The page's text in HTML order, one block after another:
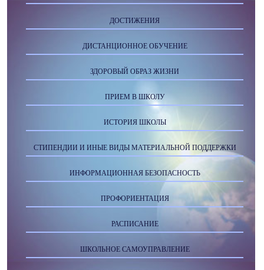
ДОСТИЖЕНИЯ
ДИСТАНЦИОННОЕ ОБУЧЕНИЕ
ЗДОРОВЫЙ ОБРАЗ ЖИЗНИ
ПРИЕМ В ШКОЛУ
ИСТОРИЯ ШКОЛЫ
СТИПЕНДИИ И ИНЫЕ ВИДЫ МАТЕРИАЛЬНОЙ ПОДДЕРЖКИ
ИНФОРМАЦИОННАЯ БЕЗОПАСНОСТЬ
ПРОФОРИЕНТАЦИЯ
РАСПИСАНИЕ
ШКОЛЬНОЕ САМОУПРАВЛЕНИЕ